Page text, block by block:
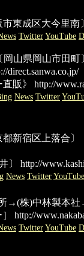
東成区大今里南
Twitter YouTube
岡山県岡山市田町
direct.sanwa.co.jp/
販》 http://
News Twitter
都新宿区上落合
〕 http://
News Twitter YouTube
所→(株)中林製本
http://
Twitter YouTube